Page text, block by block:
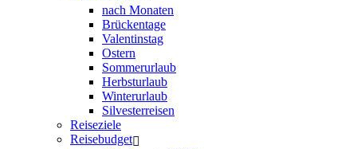
nach Monaten
Brückentage
Valentinstag
Ostern
Sommerurlaub
Herbsturlaub
Winterurlaub
Silvesterreisen
Reiseziele
Reisebudget